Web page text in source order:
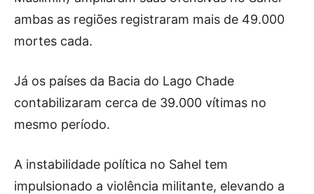
ambas as regiões registraram mais de 49.000
mortes cada.
Já os países da Bacia do Lago Chade
contabilizaram cerca de 39.000 vítimas no
mesmo período.
A instabilidade política no Sahel tem
impulsionado a violência militante, elevando a